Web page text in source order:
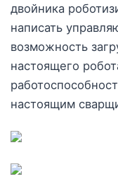
двойника
написать
возможность
настоящего
настоящим